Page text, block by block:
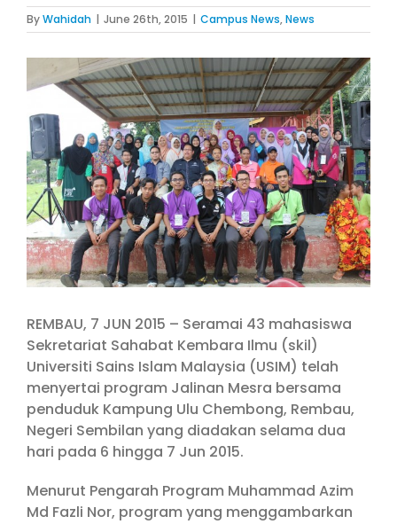
ByWahidah | June 26th, 2015 | Campus News,News
View
Larger
Image
REMBAU, 7 JUN 2015 – Seramai 43 mahasiswa
Sekretariat Sahabat Kembara Ilmu (skil)
Universiti Sains Islam Malaysia (USIM) telah
menyertai program Jalinan Mesra bersama
penduduk Kampung Ulu Chembong, Rembau,
Negeri Sembilan yang diadakan selama dua
hari pada 6 hingga 7 Jun 2015.
Menurut Pengarah Program Muhammad Azim
Md Fazli Nor, program yang menggambarkan